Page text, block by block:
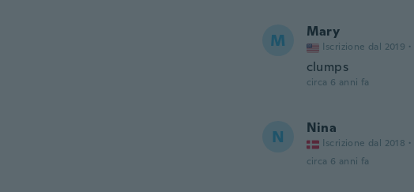
M Mary
Iscrizione dal 2019 ·
clumps
circa 6 anni fa
N Nina
Iscrizione dal 2018 ·
circa 6 anni fa